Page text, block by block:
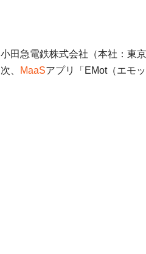
小田急電鉄株式会社（本社：東
次、
MaaSアプリ「EMot（エモ